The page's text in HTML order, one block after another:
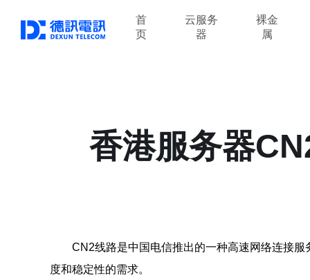
首
页
云服务
器
裸金
属
香港服务器
CN2线路是中国电信推出的一种高速网络连接
度和稳定性的需求。